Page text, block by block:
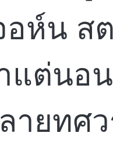
ห์น สต
แต่นอ
ายทศ